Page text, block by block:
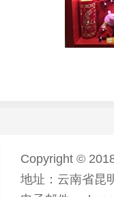
Copyright ©
地址：云南省昆